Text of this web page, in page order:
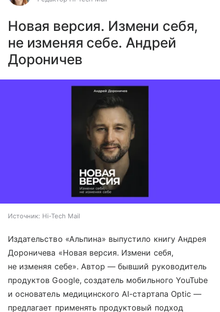
Новая версия. Измени себя,
не изменяя себе. Андрей
Дороничев
Источник: Hi-Tech Mail
Издательство «Альпина» выпустило книгу Андрея
Дороничева «Новая версия. Измени себя,
не изменяя себе». Автор — бывший руководитель
продуктов Google, создатель мобильного YouTube
и основатель медицинского AI-стартапа Optic —
предлагает применять продуктовый подход